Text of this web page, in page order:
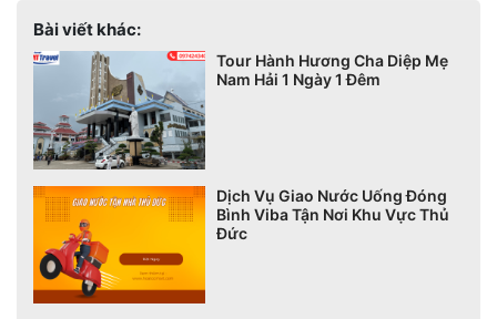
Bài viết khác:
Tour Hành Hương Cha Diệp Mẹ
Nam Hải 1 Ngày 1 Đêm
Dịch Vụ Giao Nước Uống Đóng
Bình Viba Tận Nơi Khu Vực Thủ
Đức